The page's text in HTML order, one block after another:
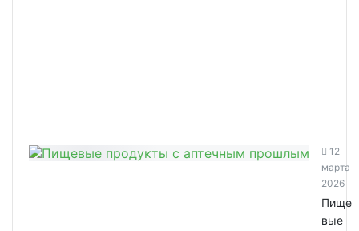
12
марта
2026
Пище
вые